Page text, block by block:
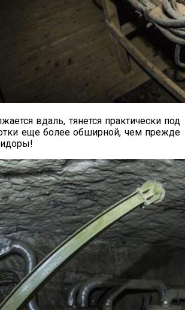
вдаль, тянется практически под
еще более обширной, чем прежде